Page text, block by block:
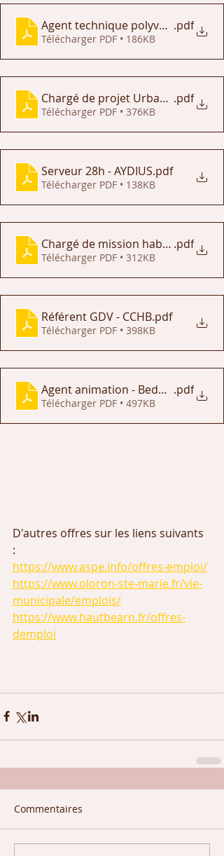
Agent technique polyvalent -.pdf
Télécharger PDF • 186KB
Chargé de projet Urbanisme -
.pdf
Télécharger PDF • 376KB
Serveur 28h - AYDIUS.pdf
Télécharger PDF • 138KB
Chargé de mission habitat foncier -
.pdf
Télécharger PDF • 312KB
Référent GDV - CCHB.pdf
Télécharger PDF • 398KB
Agent animation - Bedous.pdf
Télécharger PDF • 497KB
D'autres offres sur les liens suivants
:
https://www.aspe.info/offres-emploi/
https://www.oloron-ste-marie.fr/vie-
municipale/emplois/
https://www.hautbearn.fr/offres-
demploi
Commentaires